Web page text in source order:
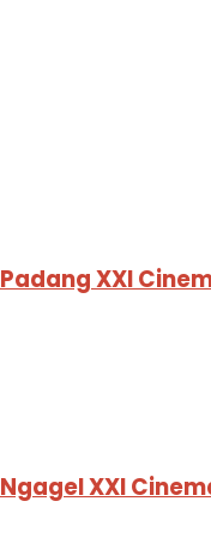
XXI
XXI